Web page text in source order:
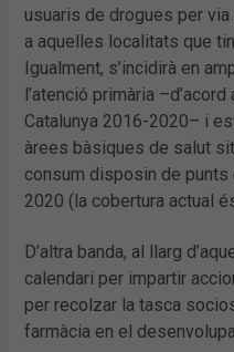
usuaris de drogues per
a aquelles localitats que
Igualment, s’incidirà en
l’atenció primària
Catalunya 2016-2020– i
àrees bàsiques de salut
consum disposin de punts
2020 (la cobertura actual
D’altra banda, al llarg
calendari per impartir
per recolzar la tasca
farmàcia en el